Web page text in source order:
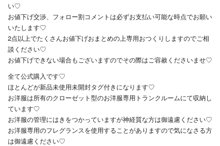
い♡
お値下げ交渉、フォロー割コメントは必ずお支払い可能な時点でお願い
いたします♡
2点以上でたくさんお値下げおまとめの上専用おつくりしますのでご相
談ください♡
お値下げできない場合もございますのでその際はご容赦くださいませ‬♡
全て公式購入です♡
ほとんどが新品未使用未開封タグ付きになります♡
お洋服は所有のクローゼット型のお洋服専用トランクルームにて収納し
ています♡
お洋服の管理にはきをつかっていますが神経質な方は御遠慮ください♡
お洋服専用のフレグランスを使用することがありますので気になさる方
は御遠慮ください♡